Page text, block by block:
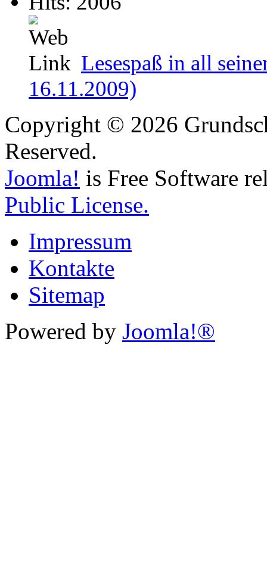
Lesespaß in all
16.11.2009)
Copyright © 2026
Reserved.
Joomla! is Free Software
Public License.
Impressum
Kontakte
Sitemap
Powered by Joomla!®